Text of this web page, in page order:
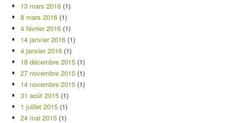
13 mars 2016 (1)
8 mars 2016 (1)
4 février 2016 (1)
14 janvier 2016 (1)
4 janvier 2016 (1)
18 décembre 2015 (1)
27 novembre 2015 (1)
14 novembre 2015 (1)
31 août 2015 (1)
1 juillet 2015 (1)
24 mai 2015 (1)